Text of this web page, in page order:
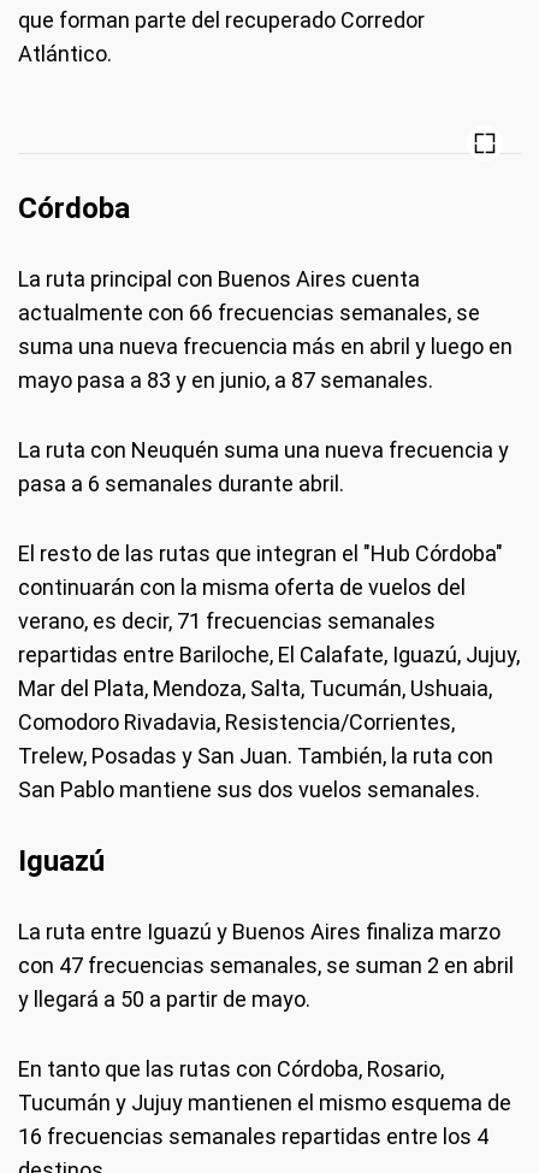
que forman parte del recuperado Corredor
Atlántico.
Córdoba
La ruta principal con Buenos Aires cuenta
actualmente con 66 frecuencias semanales, se
suma una nueva frecuencia más en abril y luego en
mayo pasa a 83 y en junio, a 87 semanales.
La ruta con Neuquén suma una nueva frecuencia y
pasa a 6 semanales durante abril.
El resto de las rutas que integran el "Hub Córdoba"
continuarán con la misma oferta de vuelos del
verano, es decir, 71 frecuencias semanales
repartidas entre Bariloche, El Calafate, Iguazú, Jujuy,
Mar del Plata, Mendoza, Salta, Tucumán, Ushuaia,
Comodoro Rivadavia, Resistencia/Corrientes,
Trelew, Posadas y San Juan. También, la ruta con
San Pablo mantiene sus dos vuelos semanales.
Iguazú
La ruta entre Iguazú y Buenos Aires finaliza marzo
con 47 frecuencias semanales, se suman 2 en abril
y llegará a 50 a partir de mayo.
En tanto que las rutas con Córdoba, Rosario,
Tucumán y Jujuy mantienen el mismo esquema de
16 frecuencias semanales repartidas entre los 4